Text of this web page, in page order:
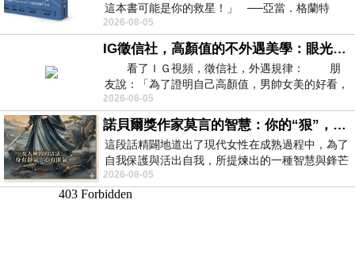
這本書可能是你的救星！」 ──亞當．格蘭特
（Adam Grant），《
2026-08-05
IG徵信社，高顏值的不外遇美學：眼光太高也是一種防禦，為了證明我長得好看，我決定一輩子不外遇！
看了ＩＧ視頻，徵信社，外遇規律： 朋
友說：「為了證明自己高顏值，男帥女美的好看，
且眼光高，我決定一輩子不外遇。」
2026-08-05
諾貝爾獎作家莫言的智慧：你的“狠”，才是最好的自我保護
這段話精闢地道出了現代女性在成熟過程中，為了
自我保護與活出自我，所提煉出的一種智慧與鋒芒
的平衡。 核心解讀與看法
2026-08-05